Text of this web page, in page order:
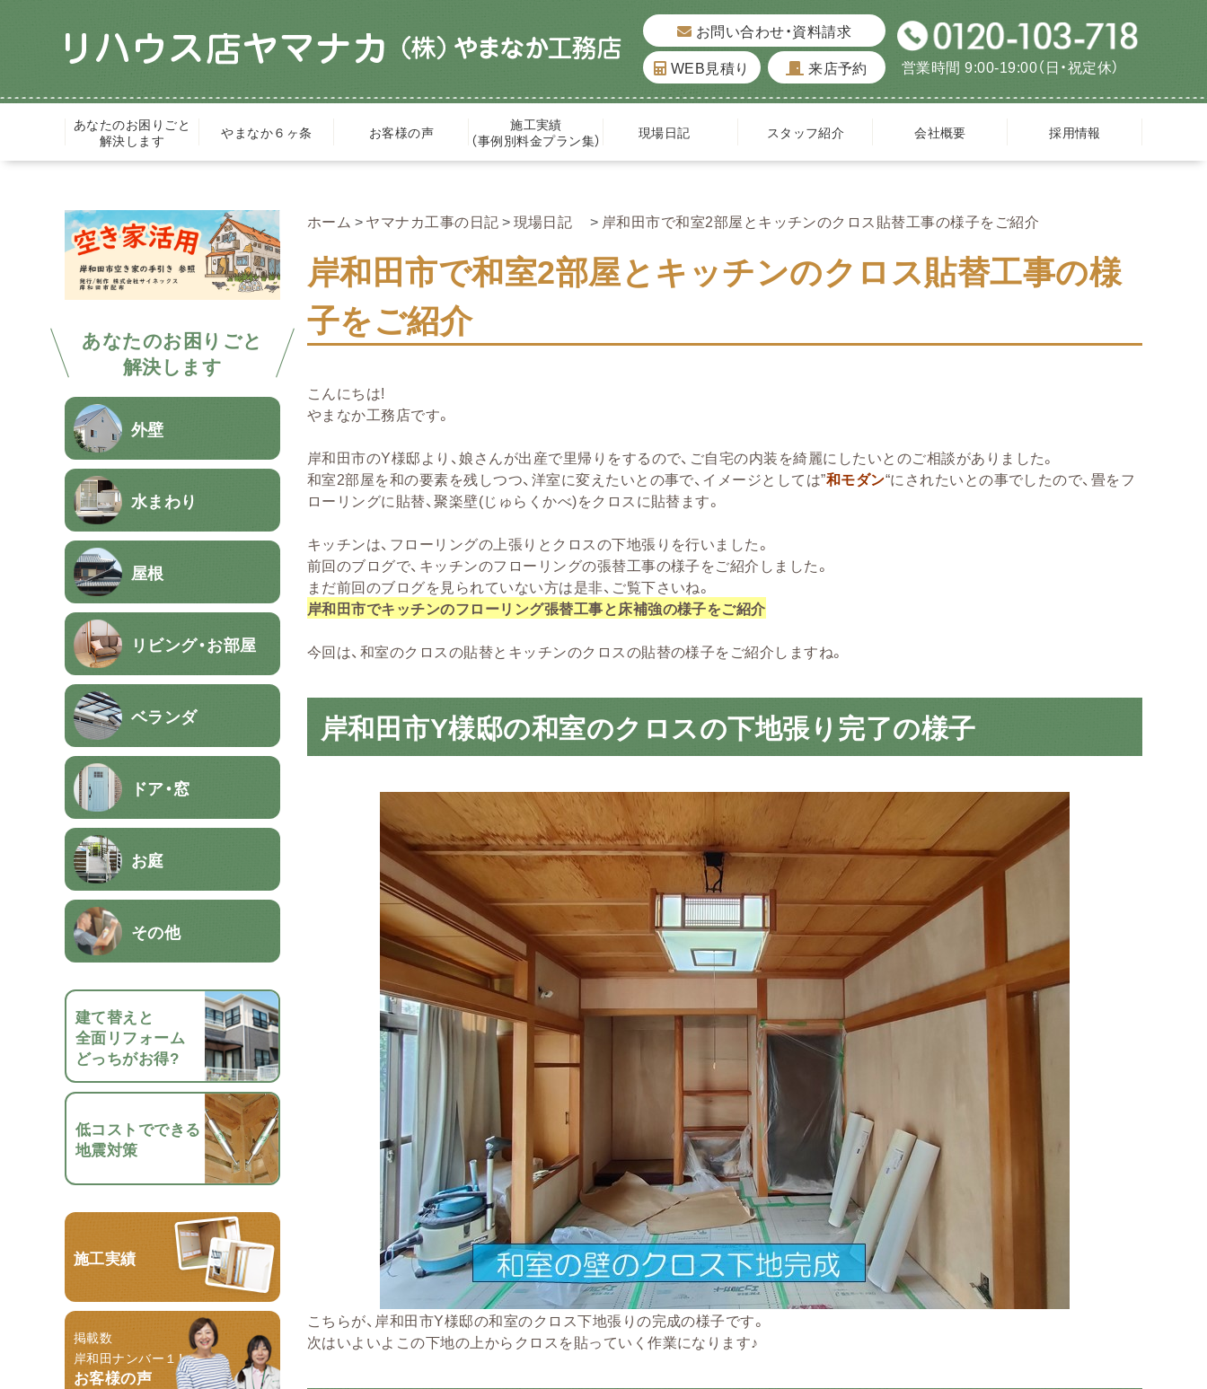
お問い合わせ・資料請求
WEB見積り
来店予約 営業時間 9:00-19:00（日・祝定休）
あなたのお困りごと
解決します
やまなか６ヶ条 お客様の声
施工実績
（事例別料金プラン集）
現場日記 スタッフ紹介 会社概要 採用情報
あなたのお困りごと
解決します
外壁
水まわり
屋根
リビング・お部屋
ベランダ
ドア・窓
お庭
その他
建て替えと
全面リフォーム
どっちがお得?
低コストでできる
地震対策
施工実績
掲載数
岸和田ナンバー１！
お客様の声
ホーム ヤマナカ工事の日記 現場日記 岸和田市で和室2部屋とキッチンのクロス貼替工事の様子をご紹介
岸和田市で和室2部屋とキッチンのクロス貼替工事の様
子をご紹介
こんにちは!
やまなか工務店です。
岸和田市のY様邸より、娘さんが出産で里帰りをするので、ご自宅の内装を綺麗にしたいとのご相談がありました。
和室2部屋を和の要素を残しつつ、洋室に変えたいとの事で、イメージとしては”和モダン“にされたいとの事でしたので、畳をフ
ローリングに貼替、聚楽壁(じゅらくかべ)をクロスに貼替ます。
キッチンは、フローリングの上張りとクロスの下地張りを行いました。
前回のブログで、キッチンのフローリングの張替工事の様子をご紹介しました。
まだ前回のブログを見られていない方は是非、ご覧下さいね。
岸和田市でキッチンのフローリング張替工事と床補強の様子をご紹介
今回は、和室のクロスの貼替とキッチンのクロスの貼替の様子をご紹介しますね。
岸和田市Y様邸の和室のクロスの下地張り完了の様子
こちらが、岸和田市Y様邸の和室のクロス下地張りの完成の様子です。
次はいよいよこの下地の上からクロスを貼っていく作業になります♪